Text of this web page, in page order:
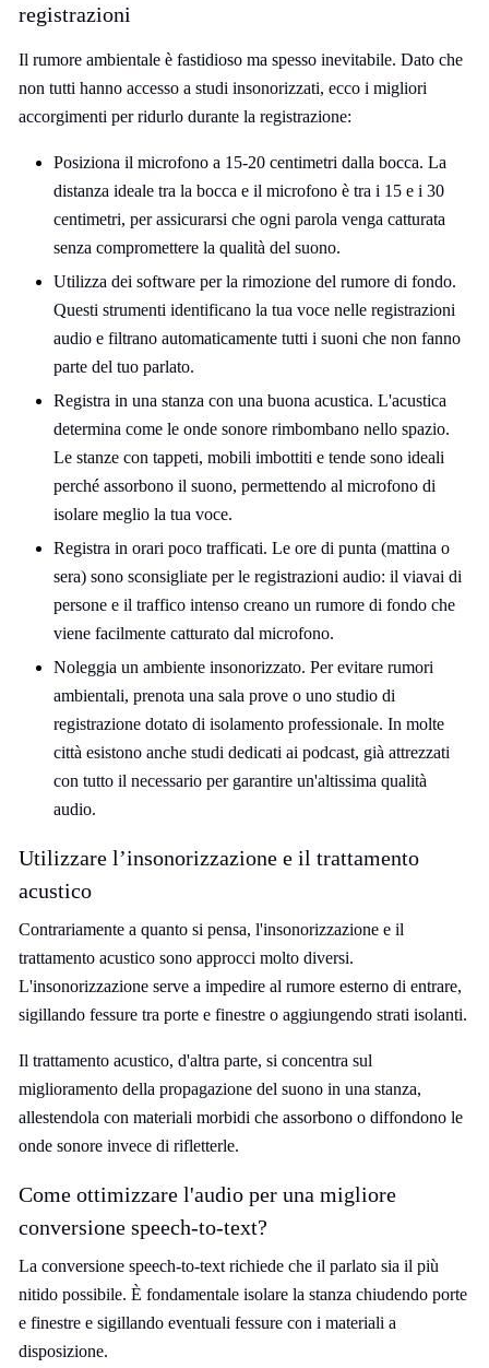
registrazioni
Il rumore ambientale è fastidioso ma spesso inevitabile. Dato che
non tutti hanno accesso a studi insonorizzati, ecco i migliori
accorgimenti per ridurlo durante la registrazione:
Posiziona il microfono a 15-20 centimetri dalla bocca. La
distanza ideale tra la bocca e il microfono è tra i 15 e i 30
centimetri, per assicurarsi che ogni parola venga catturata
senza compromettere la qualità del suono.
Utilizza dei software per la rimozione del rumore di fondo.
Questi strumenti identificano la tua voce nelle registrazioni
audio e filtrano automaticamente tutti i suoni che non fanno
parte del tuo parlato.
Registra in una stanza con una buona acustica. L'acustica
determina come le onde sonore rimbombano nello spazio.
Le stanze con tappeti, mobili imbottiti e tende sono ideali
perché assorbono il suono, permettendo al microfono di
isolare meglio la tua voce.
Registra in orari poco trafficati. Le ore di punta (mattina o
sera) sono sconsigliate per le registrazioni audio: il viavai di
persone e il traffico intenso creano un rumore di fondo che
viene facilmente catturato dal microfono.
Noleggia un ambiente insonorizzato. Per evitare rumori
ambientali, prenota una sala prove o uno studio di
registrazione dotato di isolamento professionale. In molte
città esistono anche studi dedicati ai podcast, già attrezzati
con tutto il necessario per garantire un'altissima qualità
audio.
Utilizzare l’insonorizzazione e il trattamento
acustico
Contrariamente a quanto si pensa, l'insonorizzazione e il
trattamento acustico sono approcci molto diversi.
L'insonorizzazione serve a impedire al rumore esterno di entrare,
sigillando fessure tra porte e finestre o aggiungendo strati isolanti.
Il trattamento acustico, d'altra parte, si concentra sul
miglioramento della propagazione del suono in una stanza,
allestendola con materiali morbidi che assorbono o diffondono le
onde sonore invece di rifletterle.
Come ottimizzare l'audio per una migliore
conversione speech-to-text?
La conversione speech-to-text richiede che il parlato sia il più
nitido possibile. È fondamentale isolare la stanza chiudendo porte
e finestre e sigillando eventuali fessure con i materiali a
disposizione.